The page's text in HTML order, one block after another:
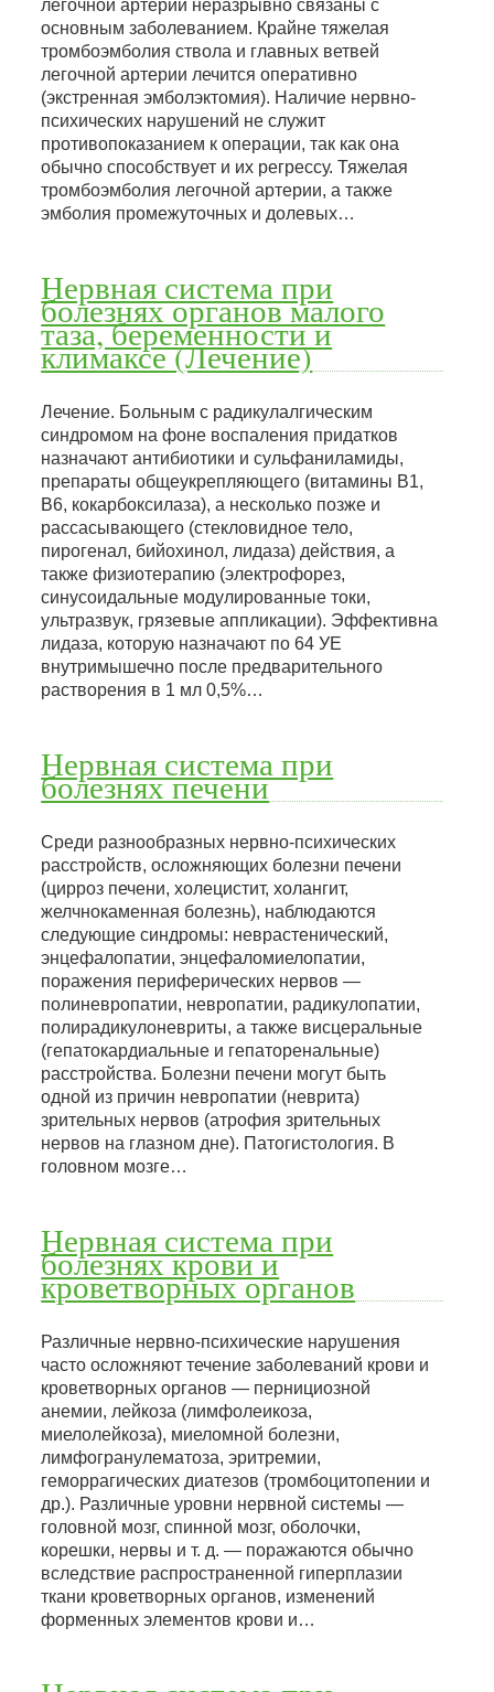
легочной артерии неразрывно связаны с
основным заболеванием. Крайне тяжелая
тромбоэмболия ствола и главных ветвей
легочной артерии лечится оперативно
(экстренная эмболэктомия). Наличие нервно-
психических нарушений не служит
противопоказанием к операции, так как она
обычно способствует и их регрессу. Тяжелая
тромбоэмболия легочной артерии, а также
эмболия промежуточных и долевых…
Нервная система при
болезнях органов малого
таза, беременности и
климаксе (Лечение)
Лечение. Больным с радикулалгическим
синдромом на фоне воспаления придатков
назначают антибиотики и сульфаниламиды,
препараты общеукрепляющего (витамины В1,
B6, кокарбоксилаза), а несколько позже и
рассасывающего (стекловидное тело,
пирогенал, бийохинол, лидаза) действия, а
также физиотерапию (электрофорез,
синусоидальные модулированные токи,
ультразвук, грязевые аппликации). Эффективна
лидаза, которую назначают по 64 УЕ
внутримышечно после предварительного
растворения в 1 мл 0,5%…
Нервная система при
болезнях печени
Среди разнообразных нервно-психических
расстройств, осложняющих болезни печени
(цирроз печени, холецистит, холангит,
желчнокаменная болезнь), наблюдаются
следующие синдромы: неврастенический,
энцефалопатии, энцефаломиелопатии,
поражения периферических нервов —
полиневропатии, невропатии, радикулопатии,
полирадикулоневриты, а также висцеральные
(гепатокардиальные и гепаторенальные)
расстройства. Болезни печени могут быть
одной из причин невропатии (неврита)
зрительных нервов (атрофия зрительных
нервов на глазном дне). Патогистология. В
головном мозге…
Нервная система при
болезнях крови и
кроветворных органов
Различные нервно-психические нарушения
часто осложняют течение заболеваний крови и
кроветворных органов — пернициозной
анемии, лейкоза (лимфолеикоза,
миелолейкоза), миеломной болезни,
лимфогранулематоза, эритремии,
геморрагических диатезов (тромбоцитопении и
др.). Различные уровни нервной системы —
головной мозг, спинной мозг, оболочки,
корешки, нервы и т. д. — поражаются обычно
вследствие распространенной гиперплазии
ткани кроветворных органов, изменений
форменных элементов крови и…